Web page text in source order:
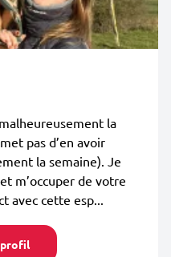
la
pas d’en avoir
la semaine). Je
m’occuper de votre
avec cette esp...